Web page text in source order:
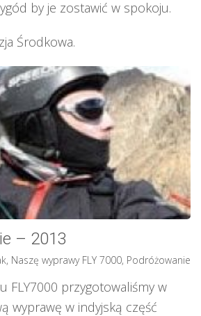
by je zostawić w spokoju.
Środkowa.
– 2013
, Naszę wyprawy FLY 7000, Podróżowanie
FLY7000 przygotowaliśmy w
wyprawę w indyjską część